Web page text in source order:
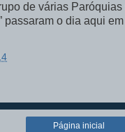
de várias Paróquias
passaram o dia aqui
Página inicial